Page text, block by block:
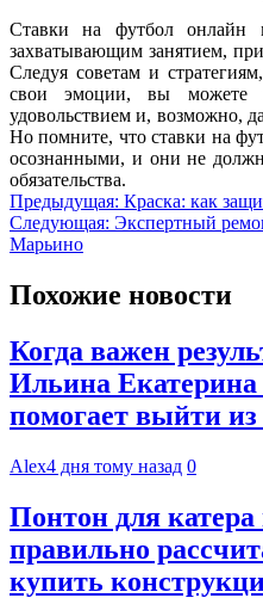
Ставки на футбол онлайн
захватывающим занятием,
Следуя советам и
свои эмоции, вы можете
удовольствием и, возможно,
Но помните, что ставки на
осознанными, и они не
обязательства.
Навигация
по
Предыдущая: Краска: как
Следующая: Экспертный
Марьино
Похожие новости
Когда важен
Ильина Екатерина
помогает выйти из
Alex4 дня тому назад 0
Понтон для
правильно
купить